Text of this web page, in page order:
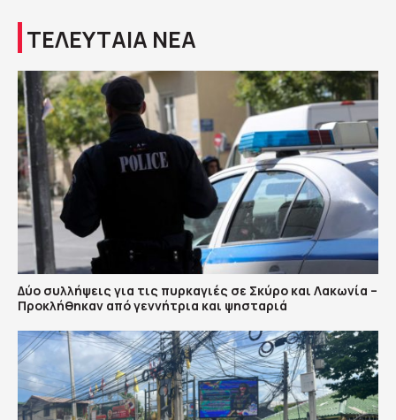
ΤΕΛΕΥΤΑΙΑ ΝΕΑ
Δύο συλλήψεις για τις πυρκαγιές σε Σκύρο και Λακωνία –
Προκλήθηκαν από γεννήτρια και ψησταριά